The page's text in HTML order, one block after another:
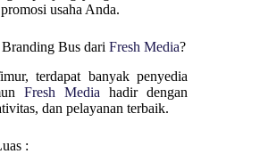
usaha Anda.
Bus dari Fresh Media?
, terdapat banyak penyedia
Fresh Media hadir dengan
dan pelayanan terbaik.
: